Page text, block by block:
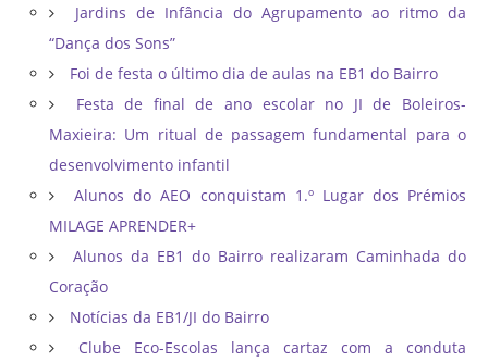
Jardins de Infância do Agrupamento ao ritmo da
“Dança dos Sons”
Foi de festa o último dia de aulas na EB1 do Bairro
Festa de final de ano escolar no JI de Boleiros-
Maxieira: Um ritual de passagem fundamental para o
desenvolvimento infantil
Alunos do AEO conquistam 1.º Lugar dos Prémios
MILAGE APRENDER+
Alunos da EB1 do Bairro realizaram Caminhada do
Coração
Notícias da EB1/JI do Bairro
Clube Eco-Escolas lança cartaz com a conduta